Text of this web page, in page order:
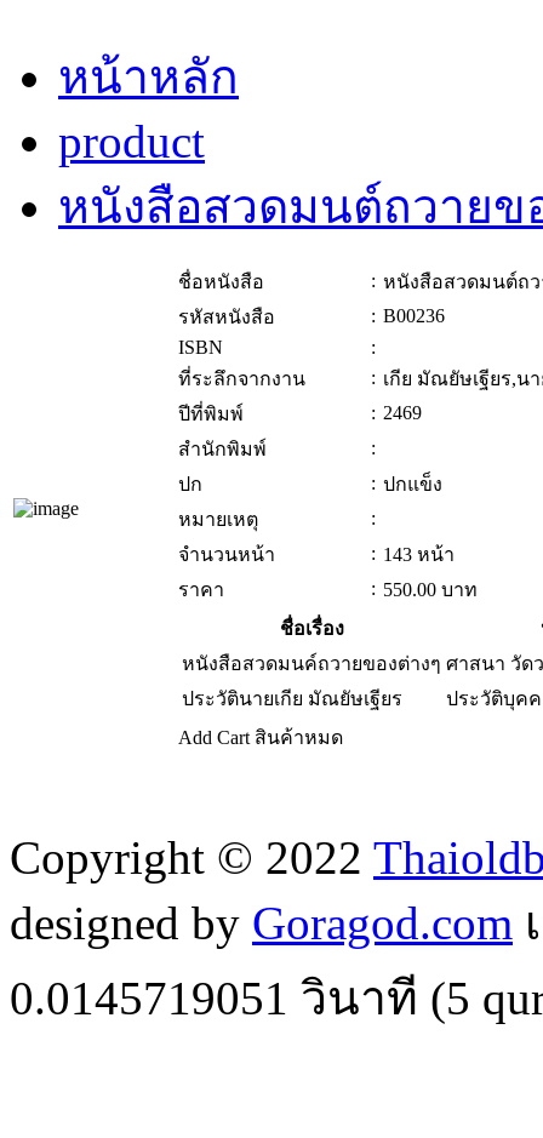
หน้าหลัก
product
หนังสือสวดมนต์ถวายข
ชื่อหนังสือ : หนังสือสวดมนต์ถว
รหัสหนังสือ
: B00236
ISBN
:
ที่ระลึกจากงาน
: เกีย มัณยัษเฐียร,น
ปีที่พิมพ์
: 2469
สำนักพิมพ์
:
ปก
: ปกแข็ง
หมายเหตุ
:
จำนวนหน้า
: 143 หน้า
ราคา
: 550.00 บาท
ชื่อเรื่อง
หนังสือสวดมนค์ถวายของต่างๆ ศาสนา วัด
ประวัตินายเกีย มัณยัษเฐียร
ประวัติบุค
Add Cart สินค้าหมด
Copyright © 2022
designed by Goragod.com
0.0145719051 วินาที (5